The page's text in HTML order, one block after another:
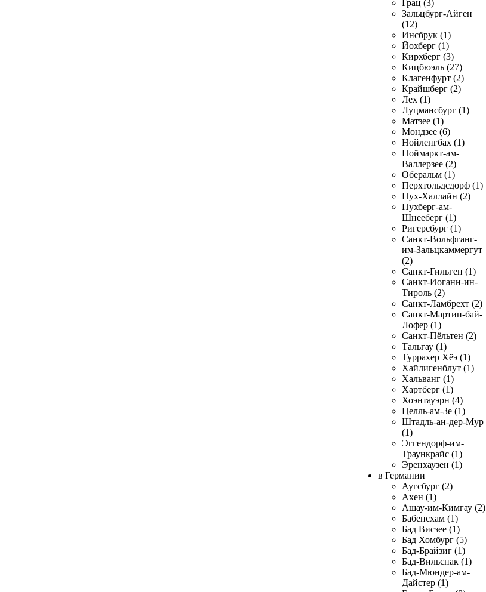
Грац (3)
Зальцбург-Айген
(12)
Инсбрук (1)
Йохберг (1)
Кирхберг (3)
Кицбюэль (27)
Клагенфурт (2)
Крайшберг (2)
Лех (1)
Луцмансбург (1)
Матзее (1)
Мондзее (6)
Нойленгбах (1)
Ноймаркт-ам-
Валлерзее (2)
Оберальм (1)
Перхтольдсдорф (1)
Пух-Халлайн (2)
Пухберг-ам-
Шнееберг (1)
Ригерсбург (1)
Санкт-Вольфганг-
им-Зальцкаммергут
(2)
Санкт-Гильген (1)
Санкт-Иоганн-ин-
Тироль (2)
Санкт-Ламбрехт (2)
Санкт-Мартин-бай-
Лофер (1)
Санкт-Пёльтен (2)
Тальгау (1)
Туррахер Хёэ (1)
Хайлигенблут (1)
Хальванг (1)
Хартберг (1)
Хоэнтауэрн (4)
Целль-ам-Зе (1)
Штадль-ан-дер-Мур
(1)
Эггендорф-им-
Траункрайс (1)
Эренхаузен (1)
в Германии
Аугсбург (2)
Ахен (1)
Ашау-им-Кимгау (2)
Бабенсхам (1)
Бад Висзее (1)
Бад Хомбург (5)
Бад-Брайзиг (1)
Бад-Вильснак (1)
Бад-Мюндер-ам-
Дайстер (1)